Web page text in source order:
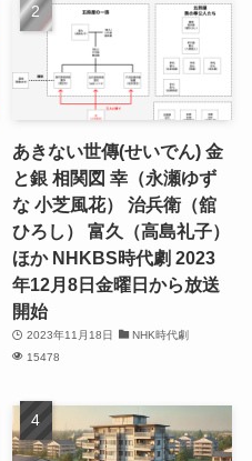
あきない世傳(せいでん) 金
と銀 相関図 幸（永瀬ゆず
な 小芝風花） 治兵衛（舘
ひろし） 富久（高島礼子）
ほか NHKBS時代劇 2023
年12月8日金曜日から放送
開始
2023年11月18日
NHK時代劇
15478